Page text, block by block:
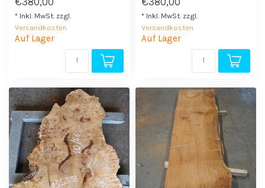
* Inkl. MwSt. zzgl.
Versandkosten
Auf Lager
* Inkl. MwSt. zzgl.
Versandkosten
Auf Lager